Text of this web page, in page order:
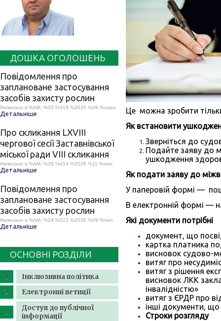
ДОШКА ОГОЛОШЕНЬ
Повідомлення про
заплановане застосування
засобів захисту рослин
Написано в %AM, %03 %319 %2026 %09:%серп.
Детальніше
Про скликання LХVІІІ
чергової сесії Заставнівської
міської ради VIII скликання
Написано в %AM, %29 %414 %2026 %11:%лип.
Детальніше
Повідомлення про
заплановане застосування
засобів захисту рослин
Написано в %AM, %24 %322 %2026 %09:%лип.
Детальніше
ОСНОВНІ РОЗДІЛИ
Інклюзивна політика
Електронні петиції
Доступ до публічної
інформації
Це можна зробити тільки
Як встановити
Зверніться до
Подайте заяву до
ушкодження
Як подати заяву до
У паперовій формі —
В електронній формі —
Які документи
документ, що
картка платника
висновок судово-
витяг про
витяг з рішення
висновок ЛКК
інвалідністю»
витяг з ЄРДР про
інші документи,
Строки розгляду